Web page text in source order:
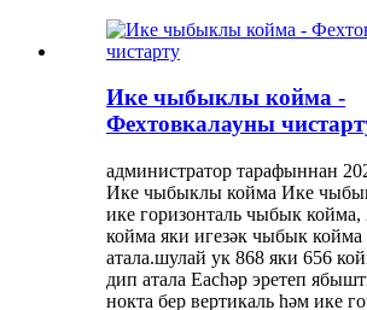
Ике чыбыклы койма -
Фехтовкалауны
администратор тарафыннан
Ике чыбыклы койма Ике
ике горизонталь чыбык койма,
койма яки игезәк чыбык койма
атала.шулай ук ​​868 яки 656
дип атала Eachәр эретеп
нокта бер вертикаль һәм ике